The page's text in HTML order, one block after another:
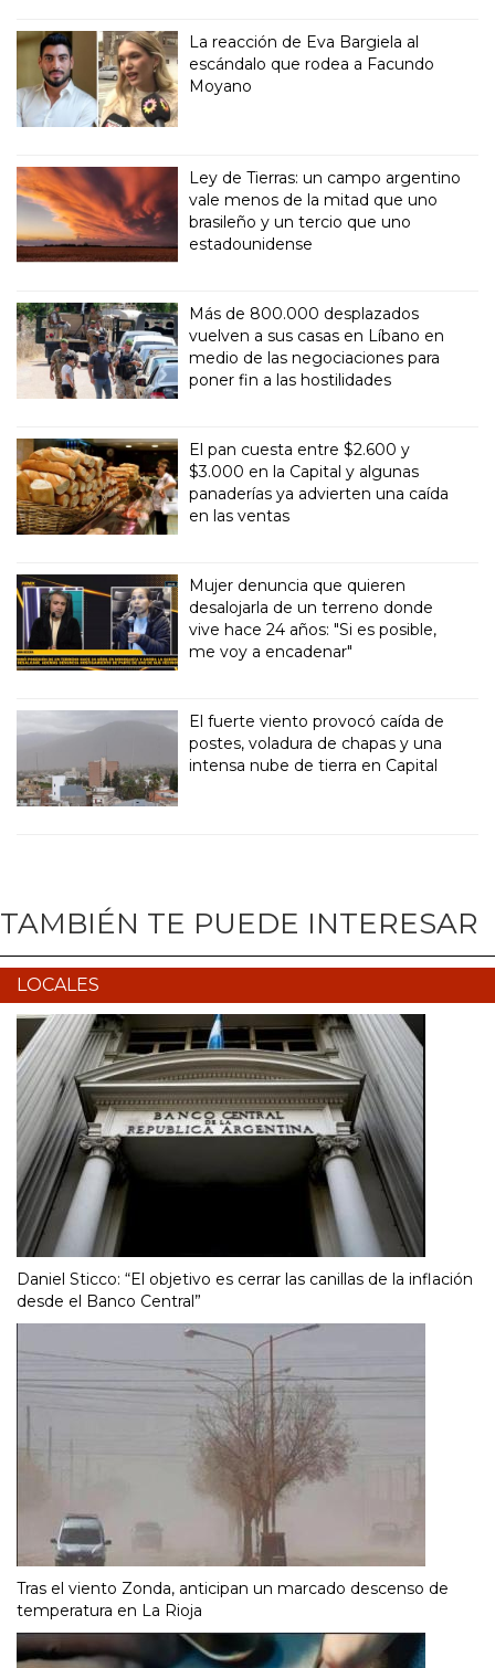
La reacción de Eva Bargiela al
escándalo que rodea a Facundo
Moyano
Ley de Tierras: un campo argentino
vale menos de la mitad que uno
brasileño y un tercio que uno
estadounidense
Más de 800.000 desplazados
vuelven a sus casas en Líbano en
medio de las negociaciones para
poner fin a las hostilidades
El pan cuesta entre $2.600 y
$3.000 en la Capital y algunas
panaderías ya advierten una caída
en las ventas
Mujer denuncia que quieren
desalojarla de un terreno donde
vive hace 24 años: "Si es posible,
me voy a encadenar"
El fuerte viento provocó caída de
postes, voladura de chapas y una
intensa nube de tierra en Capital
TAMBIÉN TE PUEDE INTERESAR
LOCALES
Daniel Sticco: “El objetivo es cerrar las canillas de la inflación
desde el Banco Central”
Tras el viento Zonda, anticipan un marcado descenso de
temperatura en La Rioja